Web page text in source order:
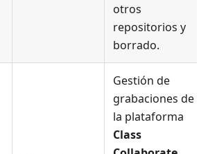
otros
repositorios y
borrado.
Gestión de
grabaciones de
la plataforma
Class